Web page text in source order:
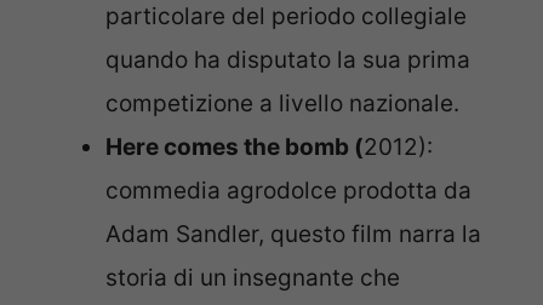
particolare del periodo collegiale
quando ha disputato la sua prima
competizione a livello nazionale.
Here comes the bomb (2012):
commedia agrodolce prodotta da
Adam Sandler, questo film narra la
storia di un insegnante che